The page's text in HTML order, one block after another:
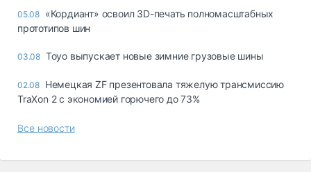
05.08 «Кордиант» освоил 3D-печать полномасштабных
прототипов шин
03.08 Toyo выпускает новые зимние грузовые шины
02.08 Немецкая ZF презентовала тяжелую трансмиссию
TraXon 2 с экономией горючего до 73%
Все новости